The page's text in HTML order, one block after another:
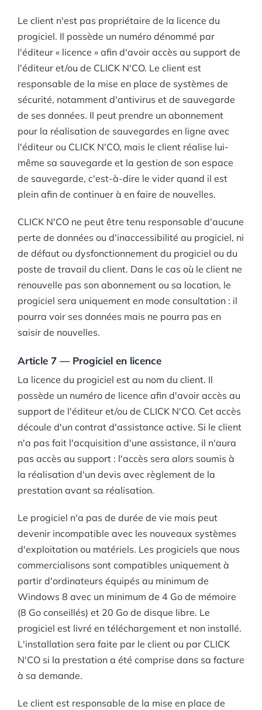
Le client n'est pas propriétaire de la licence du
progiciel. Il possède un numéro dénommé par
l'éditeur « licence » afin d'avoir accès au support de
l'éditeur et/ou de CLICK N'CO. Le client est
responsable de la mise en place de systèmes de
sécurité, notamment d'antivirus et de sauvegarde
de ses données. Il peut prendre un abonnement
pour la réalisation de sauvegardes en ligne avec
l'éditeur ou CLICK N'CO, mais le client réalise lui-
même sa sauvegarde et la gestion de son espace
de sauvegarde, c'est-à-dire le vider quand il est
plein afin de continuer à en faire de nouvelles.
CLICK N'CO ne peut être tenu responsable d'aucune
perte de données ou d'inaccessibilité au progiciel, ni
de défaut ou dysfonctionnement du progiciel ou du
poste de travail du client. Dans le cas où le client ne
renouvelle pas son abonnement ou sa location, le
progiciel sera uniquement en mode consultation : il
pourra voir ses données mais ne pourra pas en
saisir de nouvelles.
Article 7 — Progiciel en licence
La licence du progiciel est au nom du client. Il
possède un numéro de licence afin d'avoir accès au
support de l'éditeur et/ou de CLICK N'CO. Cet accès
découle d'un contrat d'assistance active. Si le client
n'a pas fait l'acquisition d'une assistance, il n'aura
pas accès au support : l'accès sera alors soumis à
la réalisation d'un devis avec règlement de la
prestation avant sa réalisation.
Le progiciel n'a pas de durée de vie mais peut
devenir incompatible avec les nouveaux systèmes
d'exploitation ou matériels. Les progiciels que nous
commercialisons sont compatibles uniquement à
partir d'ordinateurs équipés au minimum de
Windows 8 avec un minimum de 4 Go de mémoire
(8 Go conseillés) et 20 Go de disque libre. Le
progiciel est livré en téléchargement et non installé.
L'installation sera faite par le client ou par CLICK
N'CO si la prestation a été comprise dans sa facture
à sa demande.
Le client est responsable de la mise en place de